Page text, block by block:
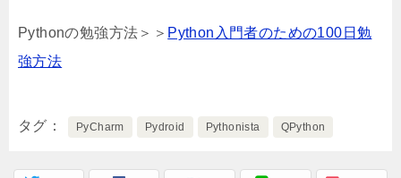
Pythonの勉強方法＞＞ Python入門者のための100日勉
強方法
タグ PyCharm Pydroid Pythonista QPython